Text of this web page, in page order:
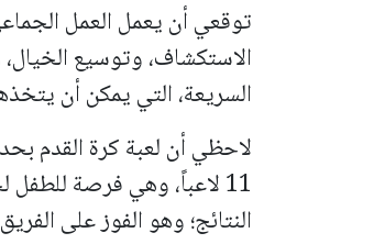
توقعي أن يعمل العمل
الاستكشاف، وتوسيع
السريعة، التي يمكن أن
لاحظي أن لعبة كرة القدم
11 لاعباً، وهي فرصة
النتائج؛ وهو الفوز على